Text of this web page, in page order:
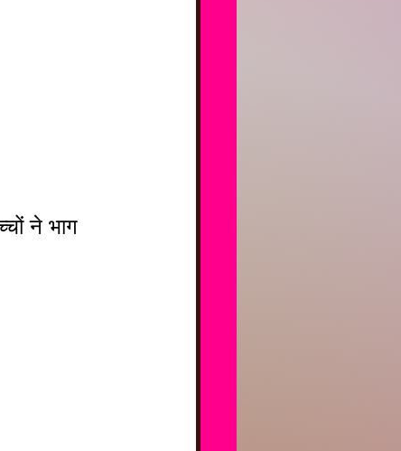
ने भाग